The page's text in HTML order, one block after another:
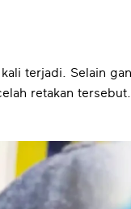
terjadi. Selain
retakan